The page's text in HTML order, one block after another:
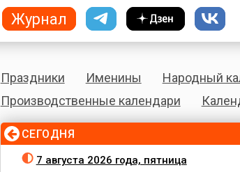
Праздники Именины Народный
Производственные календари
СЕГОДНЯ
7 августа 2026 года, пятница
Журнал